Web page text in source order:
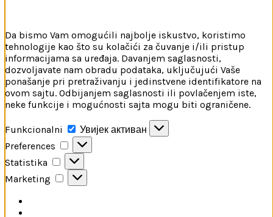
Da bismo Vam omogućili najbolje iskustvo, koristimo
tehnologije kao što su kolačići za čuvanje i/ili pristup
informacijama sa uređaja. Davanjem saglasnosti,
dozvoljavate nam obradu podataka, uključujući Vaše
ponašanje pri pretraživanju i jedinstvene identifikatore na
ovom sajtu. Odbijanjem saglasnosti ili povlačenjem iste,
neke funkcije i mogućnosti sajta mogu biti ograničene.
Funkcionalni Funkcionalni
Увијек активан
Preferences
Preferences
Statistika
Statistika
Marketing
Marketing